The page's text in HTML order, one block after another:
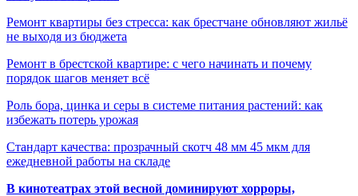
Ремонт квартиры без стресса: как брестчане обновляют жильё
не выходя из бюджета
Ремонт в брестской квартире: с чего начинать и почему
порядок шагов меняет всё
Роль бора, цинка и серы в системе питания растений: как
избежать потерь урожая
Стандарт качества: прозрачный скотч 48 мм 45 мкм для
ежедневной работы на складе
В кинотеатрах этой весной доминируют хорроры,